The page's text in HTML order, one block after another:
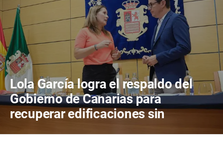
Lola García logra el respaldo del
Gobierno de Canarias para
recuperar edificaciones sin